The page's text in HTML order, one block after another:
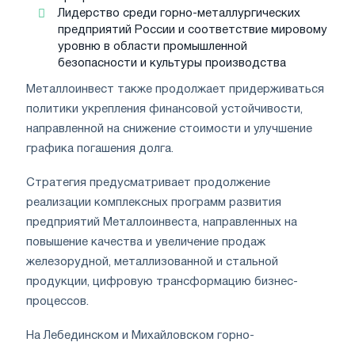
Лидерство среди горно-металлургических
предприятий России и соответствие мировому
уровню в области промышленной
безопасности и культуры производства
Металлоинвест также продолжает придерживаться
политики укрепления финансовой устойчивости,
направленной на снижение стоимости и улучшение
графика погашения долга.
Стратегия предусматривает продолжение
реализации комплексных программ развития
предприятий Металлоинвеста, направленных на
повышение качества и увеличение продаж
железорудной, металлизованной и стальной
продукции, цифровую трансформацию бизнес-
процессов.
На Лебединском и Михайловском горно-